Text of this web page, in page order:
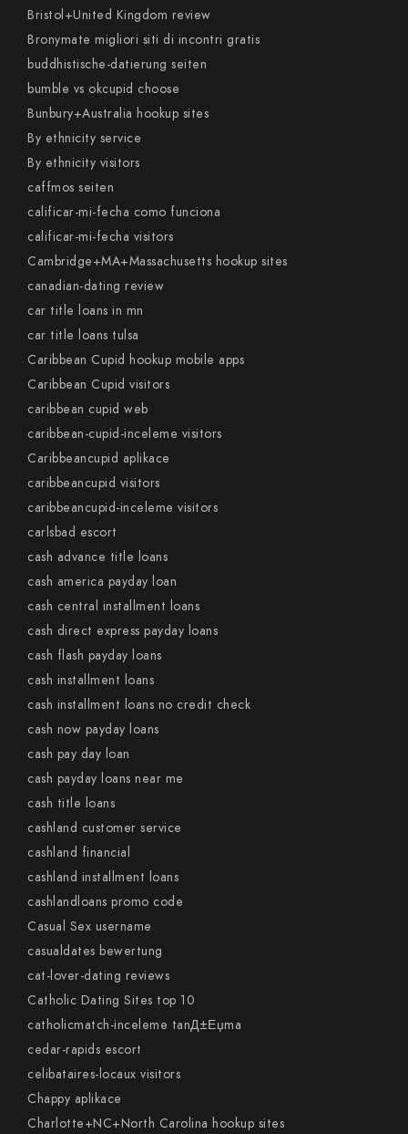
Bristol+United Kingdom review
Bronymate migliori siti di incontri gratis
buddhistische-datierung seiten
bumble vs okcupid choose
Bunbury+Australia hookup sites
By ethnicity service
By ethnicity visitors
caffmos seiten
calificar-mi-fecha como funciona
calificar-mi-fecha visitors
Cambridge+MA+Massachusetts hookup sites
canadian-dating review
car title loans in mn
car title loans tulsa
Caribbean Cupid hookup mobile apps
Caribbean Cupid visitors
caribbean cupid web
caribbean-cupid-inceleme visitors
Caribbeancupid aplikace
caribbeancupid visitors
caribbeancupid-inceleme visitors
carlsbad escort
cash advance title loans
cash america payday loan
cash central installment loans
cash direct express payday loans
cash flash payday loans
cash installment loans
cash installment loans no credit check
cash now payday loans
cash pay day loan
cash payday loans near me
cash title loans
cashland customer service
cashland financial
cashland installment loans
cashlandloans promo code
Casual Sex username
casualdates bewertung
cat-lover-dating reviews
Catholic Dating Sites top 10
catholicmatch-inceleme tanД±Еџma
cedar-rapids escort
celibataires-locaux visitors
Chappy aplikace
Charlotte+NC+North Carolina hookup sites